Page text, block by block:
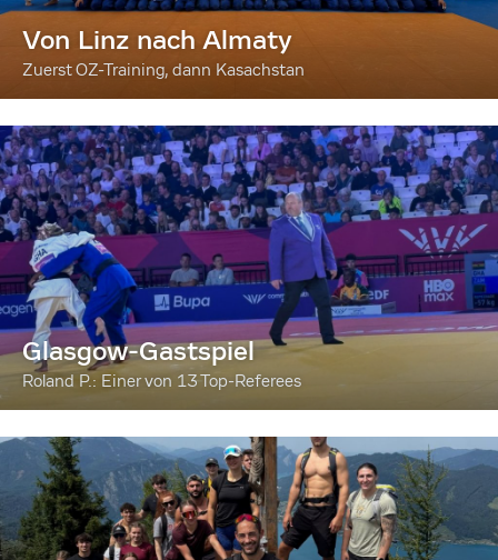
Von Linz nach Almaty
Zuerst OZ-Training, dann Kasachstan
Glasgow-Gastspiel
Roland P.: Einer von 13 Top-Referees